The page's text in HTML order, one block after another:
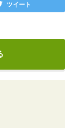
ツイート